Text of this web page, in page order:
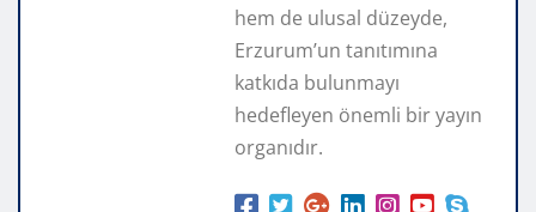
hem de ulusal düzeyde,
Erzurum’un tanıtımına
katkıda bulunmayı
hedefleyen önemli bir yayın
organıdır.